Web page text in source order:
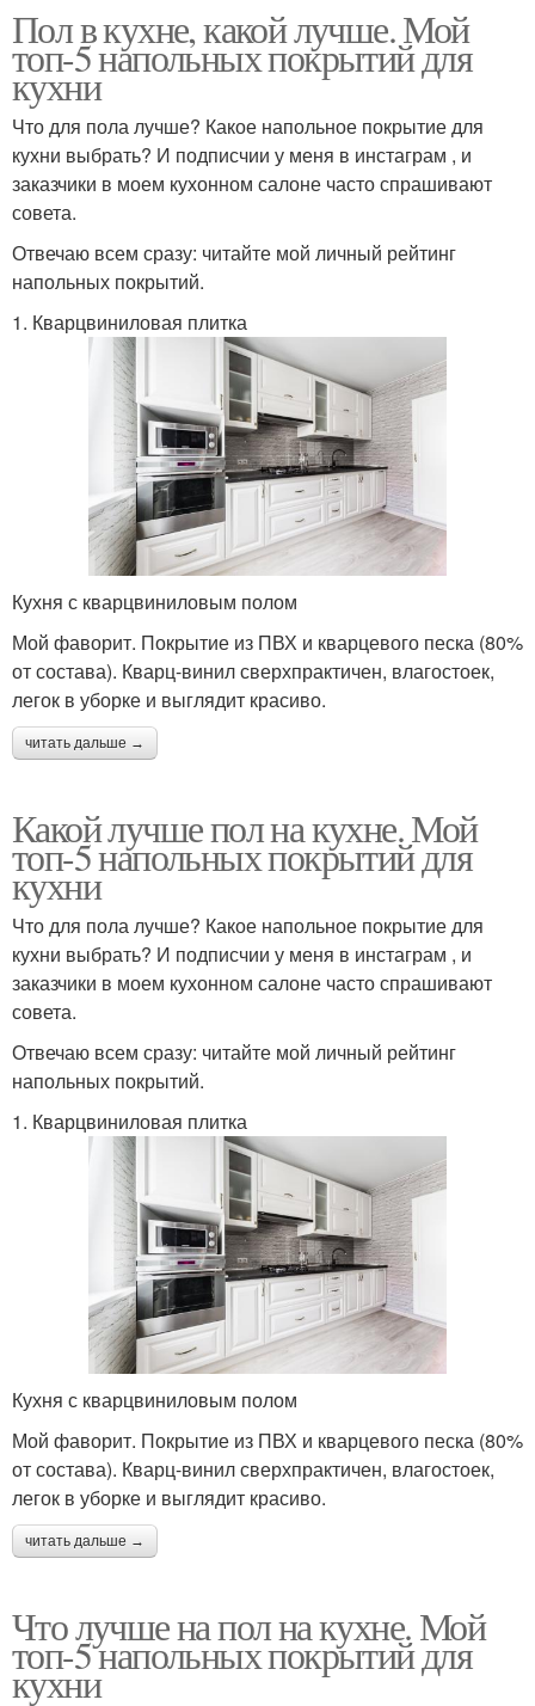
Пол в кухне, какой лучше. Мой
топ-5 напольных покрытий для
кухни
Что для пола лучше? Какое напольное покрытие для
кухни выбрать? И подписчии у меня в инстаграм , и
заказчики в моем кухонном салоне часто спрашивают
совета.
Отвечаю всем сразу: читайте мой личный рейтинг
напольных покрытий.
1. Кварцвиниловая плитка
Кухня с кварцвиниловым полом
Мой фаворит. Покрытие из ПВХ и кварцевого песка (80%
от состава). Кварц-винил сверхпрактичен, влагостоек,
легок в уборке и выглядит красиво.
читать дальше →
Какой лучше пол на кухне. Мой
топ-5 напольных покрытий для
кухни
Что для пола лучше? Какое напольное покрытие для
кухни выбрать? И подписчии у меня в инстаграм , и
заказчики в моем кухонном салоне часто спрашивают
совета.
Отвечаю всем сразу: читайте мой личный рейтинг
напольных покрытий.
1. Кварцвиниловая плитка
Кухня с кварцвиниловым полом
Мой фаворит. Покрытие из ПВХ и кварцевого песка (80%
от состава). Кварц-винил сверхпрактичен, влагостоек,
легок в уборке и выглядит красиво.
читать дальше →
Что лучше на пол на кухне. Мой
топ-5 напольных покрытий для
кухни